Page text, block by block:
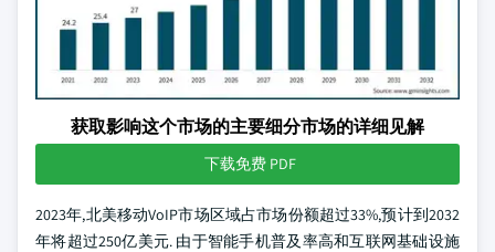
获取影响这个市场的主要细分市场的详细见解
下载免费 PDF
2023年,北美移动VoIP市场区域占市场份额超过33%,预计到2032
年将超过250亿美元. 由于智能手机普及率高和互联网基础设施